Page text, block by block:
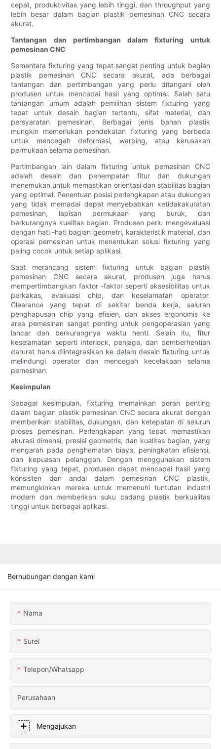
cepat, produktivitas yang lebih tinggi, dan throughput yang
lebih besar dalam bagian plastik pemesinan CNC secara
akurat.
Tantangan dan pertimbangan dalam fixturing untuk
pemesinan CNC
Sementara fixturing yang tepat sangat penting untuk bagian
plastik pemesinan CNC secara akurat, ada berbagai
tantangan dan pertimbangan yang perlu ditangani oleh
produsen untuk mencapai hasil yang optimal. Salah satu
tantangan umum adalah pemilihan sistem fixturing yang
tepat untuk desain bagian tertentu, sifat material, dan
persyaratan pemesinan. Berbagai jenis bahan plastik
mungkin memerlukan pendekatan fixturing yang berbeda
untuk mencegah deformasi, warping, atau kerusakan
permukaan selama pemesinan.
Pertimbangan lain dalam fixturing untuk pemesinan CNC
adalah desain dan penempatan fitur dan dukungan
menemukan untuk memastikan orientasi dan stabilitas bagian
yang optimal. Penentuan posisi perlengkapan atau dukungan
yang tidak memadai dapat menyebabkan ketidakakuratan
pemesinan, lapisan permukaan yang buruk, dan
berkurangnya kualitas bagian. Produsen perlu mengevaluasi
dengan hati -hati bagian geometri, karakteristik material, dan
operasi pemesinan untuk menentukan solusi fixturing yang
paling cocok untuk setiap aplikasi.
Saat merancang sistem fixturing untuk bagian plastik
pemesinan CNC secara akurat, produsen juga harus
mempertimbangkan faktor -faktor seperti aksesibilitas untuk
perkakas, evakuasi chip, dan keselamatan operator.
Clearance yang tepat di sekitar benda kerja, saluran
penghapusan chip yang efisien, dan akses ergonomis ke
area pemesinan sangat penting untuk pengoperasian yang
lancar dan berkurangnya waktu henti. Selain itu, fitur
keselamatan seperti interlock, penjaga, dan pemberhentian
darurat harus diintegrasikan ke dalam desain fixturing untuk
melindungi operator dan mencegah kecelakaan selama
pemesinan.
Kesimpulan
Sebagai kesimpulan, fixturing memainkan peran penting
dalam bagian plastik pemesinan CNC secara akurat dengan
memberikan stabilitas, dukungan, dan ketepatan di seluruh
proses pemesinan. Perlengkapan yang tepat memastikan
akurasi dimensi, presisi geometris, dan kualitas bagian, yang
mengarah pada penghematan biaya, peningkatan efisiensi,
dan kepuasan pelanggan. Dengan menggunakan sistem
fixturing yang tepat, produsen dapat mencapai hasil yang
konsisten dan andal dalam pemesinan CNC plastik,
memungkinkan mereka untuk memenuhi tuntutan industri
modern dan memberikan suku cadang plastik berkualitas
tinggi untuk berbagai aplikasi.
Berhubungan dengan kami
Nama
Surel
Telepon/whatsapp
Perusahaan
Mengajukan